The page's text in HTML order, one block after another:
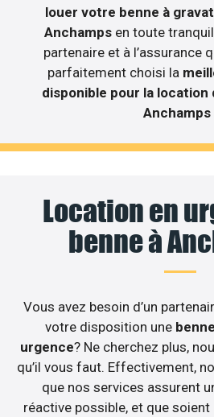
louer votre benne à
Anchamps en toute
partenaire et à l’assurance
parfaitement choisi la
disponible pour la location
Anchamps
Location en
benne à
Vous avez besoin d’un
votre disposition une
urgence? Ne cherchez plus,
qu’il vous faut. Effectivement,
que nos services assurent
réactive possible, et que